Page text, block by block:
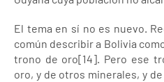
El tema en sí no es nuevo.
común describir a Bolivia
trono de oro[14]. Pero ese
oro, y de otros minerales, y